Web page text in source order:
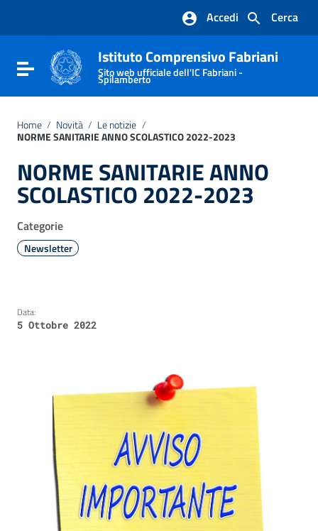
Vai al footer
Cerca
Accedi
Attiva / disattiva la navigazione
Istituto Comprensivo Fabriani
Sito web ufficiale dell'IC Fabriani -
Spilamberto
Home / Novità / Le notizie /
NORME SANITARIE ANNO SCOLASTICO 2022-2023
NORME SANITARIE ANNO
SCOLASTICO 2022-2023
Categorie
Newsletter
Data:
5 Ottobre 2022